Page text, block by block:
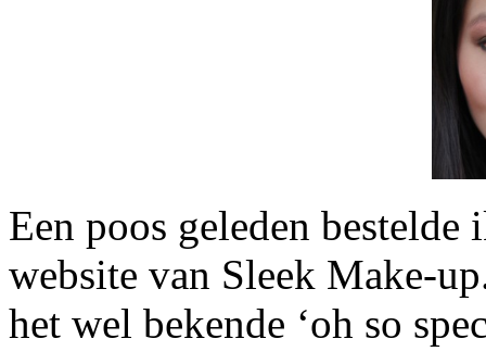
Een poos geleden
website van Sleek Make-
het wel bekende ‘oh so